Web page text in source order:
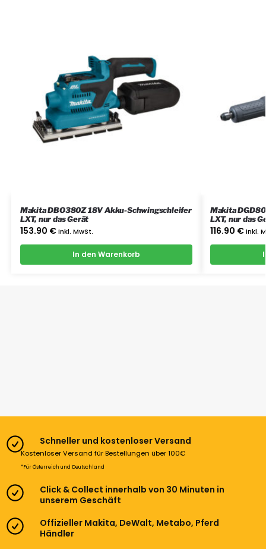
Makita DBO380Z 18V Akku-Schwingschleifer
LXT, nur das Gerät
153.90 € inkl. MwSt.
In den Warenkorb
Makita
LXT, nur das
116.90 € inkl.
Schneller und kostenloser Versand
Kostenloser Versand für Bestellungen über 100€
*Für Österreich und Deutschland
Click & Collect innerhalb von 30 Minuten in
unserem Geschäft
Offizieller Makita, DeWalt, Metabo, Pferd
Händler